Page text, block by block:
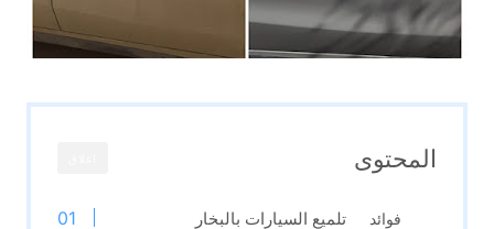
المحتوى
فوائد تلميع السيارات بالبخار